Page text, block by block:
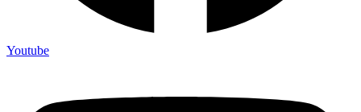
Youtube